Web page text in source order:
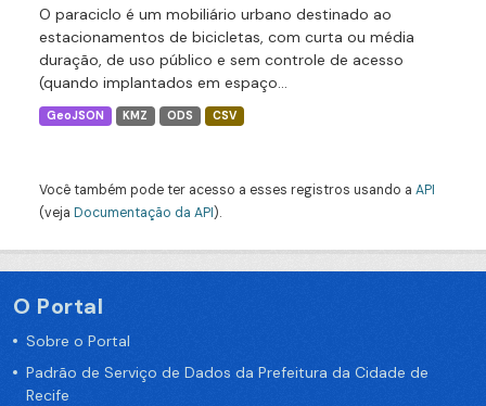
O paraciclo é um mobiliário urbano destinado ao
estacionamentos de bicicletas, com curta ou média
duração, de uso público e sem controle de acesso
(quando implantados em espaço...
GeoJSON KMZ ODS CSV
Você também pode ter acesso a esses registros usando a API
(veja Documentação da API).
O Portal
Sobre o Portal
Padrão de Serviço de Dados da Prefeitura da Cidade de
Recife